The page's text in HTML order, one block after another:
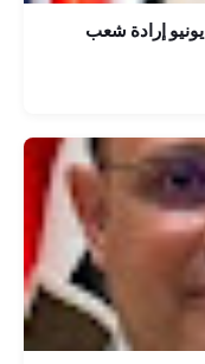
الأستاذ الدكتور محمد أبو علي يكتب: 30 يونيو إرادة شعب